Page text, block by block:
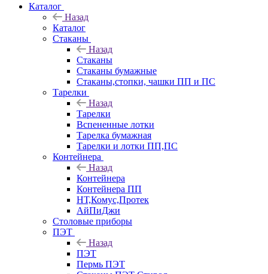
Каталог
Назад
Каталог
Стаканы
Назад
Стаканы
Стаканы бумажные
Стаканы,стопки, чашки ПП и ПС
Тарелки
Назад
Тарелки
Вспененные лотки
Тарелка бумажная
Тарелки и лотки ПП,ПС
Контейнера
Назад
Контейнера
Контейнера ПП
НТ,Комус,Протек
АйПиДжи
Столовые приборы
ПЭТ
Назад
ПЭТ
Пермь ПЭТ